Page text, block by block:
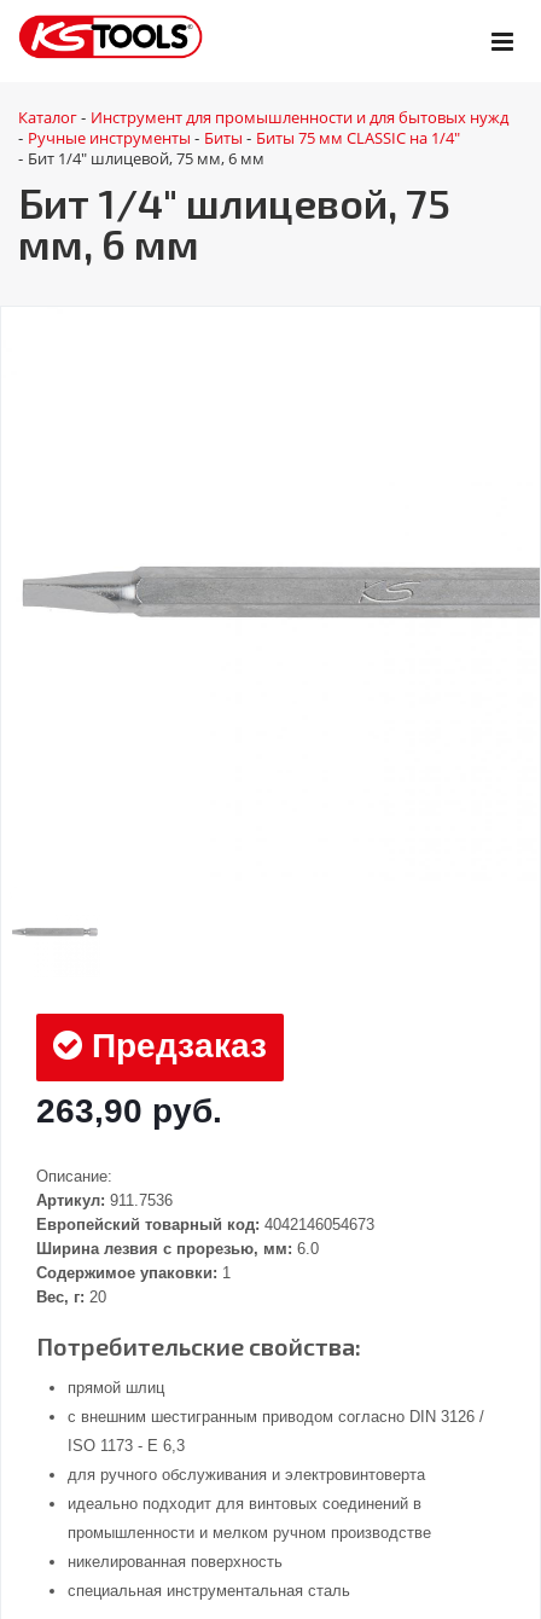
Каталог - Инструмент для промышленности и для бытовых нужд
- Ручные инструменты - Биты - Биты 75 мм CLASSIC на 1/4"
- Бит 1/4" шлицевой, 75 мм, 6 мм
Бит 1/4" шлицевой, 75
мм, 6 мм
Предзаказ
263,90 руб.
Описание:
Артикул: 911.7536
Европейский товарный код: 4042146054673
Ширина лезвия с прорезью, мм: 6.0
Содержимое упаковки: 1
Вес, г: 20
Потребительские свойства:
прямой шлиц
с внешним шестигранным приводом согласно DIN 3126 /
ISO 1173 - E 6,3
для ручного обслуживания и электровинтоверта
идеально подходит для винтовых соединений в
промышленности и мелком ручном производстве
никелированная поверхность
специальная инструментальная сталь